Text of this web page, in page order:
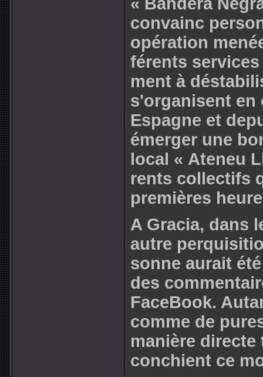
convainc
opé­ra­tion
fé­rents
ment à
s'orga­ni­sent en
Espagne et
émerger une
local « Ateneu
rents col­lec­tifs
pre­miè­res
A Gracia, dans
autre
sonne aurait
des
FaceBook.
comme de
manière
conchient ce